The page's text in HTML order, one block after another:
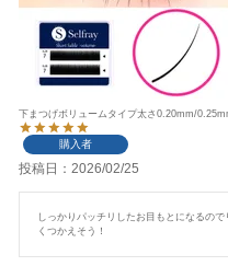
下まつげボリュームタイプ太さ0.20mm/
購入者
投稿日 2026/02/25
しっかりパッチリしたお目もとになるの
くつかえそう！